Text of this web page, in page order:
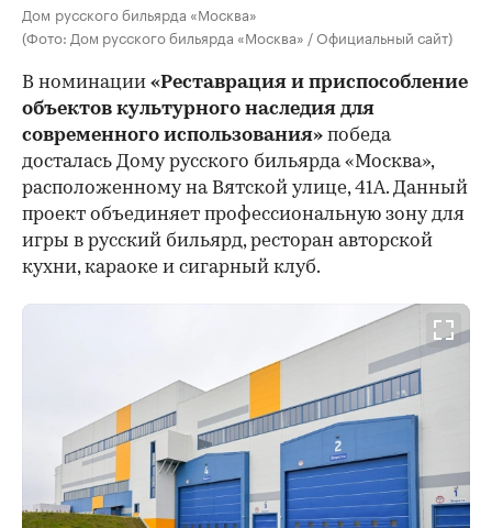
Дом русского бильярда «Москва»
(Фото: Дом русского бильярда «Москва» / Официальный сайт)
В номинации «Реставрация и приспособление
объектов культурного наследия для
современного использования» победа
досталась Дому русского бильярда «Москва»,
расположенному на Вятской улице, 41А. Данный
проект объединяет профессиональную зону для
игры в русский бильярд, ресторан авторской
кухни, караоке и сигарный клуб.